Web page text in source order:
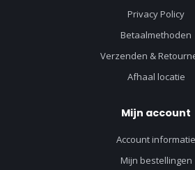
Privacy Policy
Betaalmethoden
Verzenden &
Afhaal locatie
Mijn account
Account informatie
Mijn bestellingen